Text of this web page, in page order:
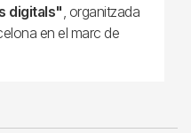
digitals" , organitzada
en el marc de